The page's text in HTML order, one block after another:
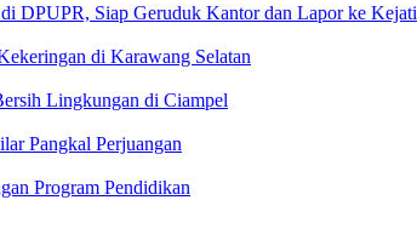
Siap Geruduk Kantor dan Lapor ke Kejati
di Karawang Selatan
Lingkungan di Ciampel
Pangkal Perjuangan
Program Pendidikan